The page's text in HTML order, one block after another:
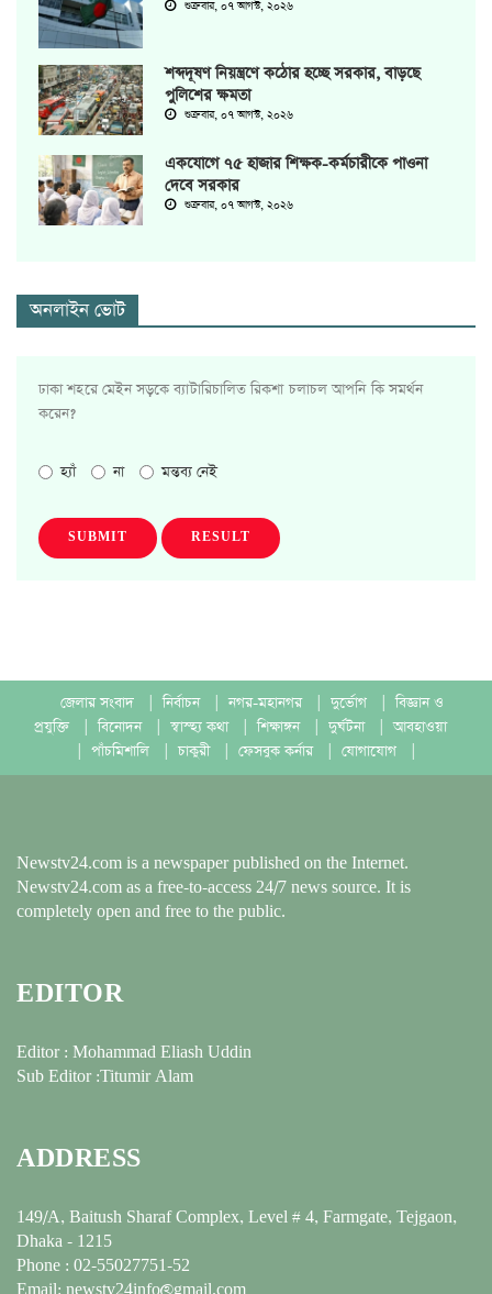
শুক্রবার, ০৭ আগস্ট, ২০২৬
শব্দদূষণ নিয়ন্ত্রণে কঠোর হচ্ছে সরকার, বাড়ছে
পুলিশের ক্ষমতা
শুক্রবার, ০৭ আগস্ট, ২০২৬
একযোগে ৭৫ হাজার শিক্ষক-কর্মচারীকে পাওনা
দেবে সরকার
শুক্রবার, ০৭ আগস্ট, ২০২৬
অনলাইন ভোট
ঢাকা শহরে মেইন সড়কে ব্যাটারিচালিত রিকশা চলাচল আপনি কি সমর্থন
করেন?
হ্যাঁ না মন্তব্য নেই
SUBMIT RESULT
জেলার সংবাদ নির্বাচন নগর-মহানগর দুর্ভোগ
বিজ্ঞান ও
প্রযুক্তি
বিনোদন স্বাস্হ্য কথা শিক্ষাঙ্গন দুর্ঘটনা
আবহাওয়া
পাঁচমিশালি চাকুরী ফেসবুক কর্নার যোগাযোগ
Newstv24.com is a newspaper published on the Internet.
Newstv24.com as a free-to-access 24/7 news source. It is
completely open and free to the public.
EDITOR
Editor : Mohammad Eliash Uddin
Sub Editor :Titumir Alam
ADDRESS
149/A, Baitush Sharaf Complex, Level # 4, Farmgate, Tejgaon,
Dhaka - 1215
Phone : 02-55027751-52